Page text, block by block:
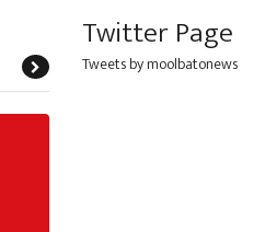
Twitter Page
Tweets by moolbatonews